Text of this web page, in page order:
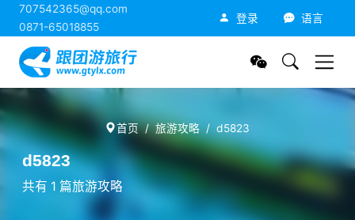
707542365@qq.com
0871-65018855
登录 语言
首页 旅游攻略 d5823
d5823
共有 1 篇旅游攻略